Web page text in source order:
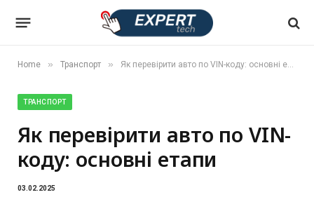
Home » Транспорт » Як перевірити авто по VIN-коду: основні етапи
ТРАНСПОРТ
Як перевірити авто по VIN-
коду: основні етапи
03.02.2025